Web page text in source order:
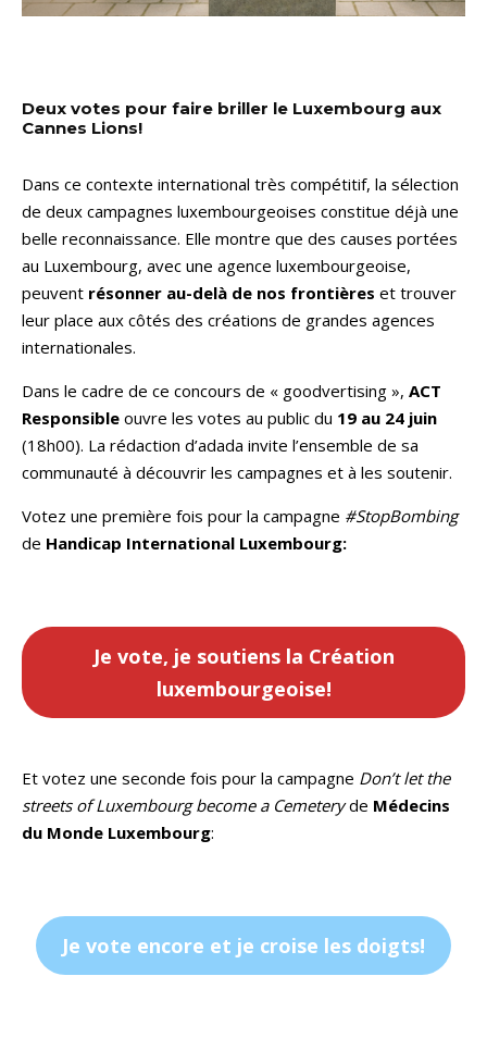
Deux votes pour faire briller le Luxembourg aux
Cannes Lions!
Dans ce contexte international très compétitif, la sélection
de deux campagnes luxembourgeoises constitue déjà une
belle reconnaissance. Elle montre que des causes portées
au Luxembourg, avec une agence luxembourgeoise,
peuvent résonner au-delà de nos frontières et trouver
leur place aux côtés des créations de grandes agences
internationales.
Dans le cadre de ce concours de « goodvertising », ACT
Responsible ouvre les votes au public du 19 au 24 juin
(18h00). La rédaction d’adada invite l’ensemble de sa
communauté à découvrir les campagnes et à les soutenir.
Votez une première fois pour la campagne #StopBombing
de Handicap International Luxembourg:
Je vote, je soutiens la Création
luxembourgeoise!
Et votez une seconde fois pour la campagne Don’t let the
streets of Luxembourg become a Cemeteryde Médecins
du Monde Luxembourg:
Je vote encore et je croise les doigts!